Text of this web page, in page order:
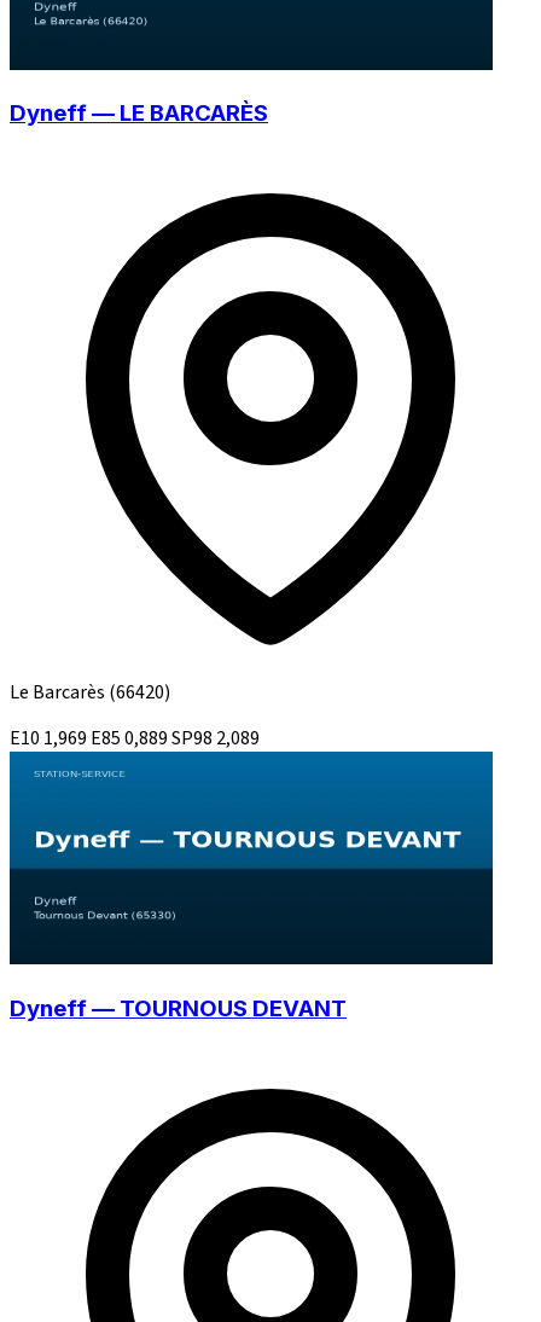
Dyneff — LE BARCARÈS
Le Barcarès (66420)
E10 1,969 E850,889SP98 2,089
Dyneff — TOURNOUS DEVANT